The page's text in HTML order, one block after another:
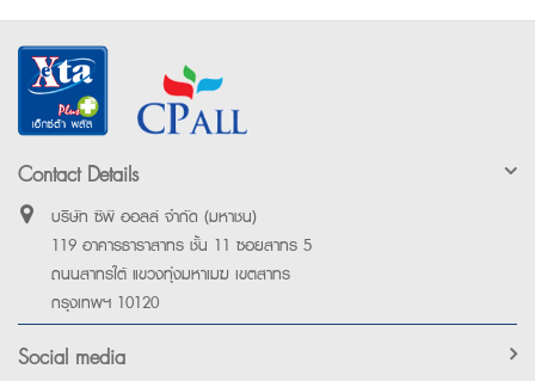
Contact Details
บริษัท ซีพี ออลล์ จำกัด (มหาชน)
119 อาคารธาราสาทร ชั้น 11 ซอยสาทร 5
ถนนสาทรใต้ แขวงทุ่งมหาเมฆ เขตสาทร
กรุงเทพฯ 10120
Social media